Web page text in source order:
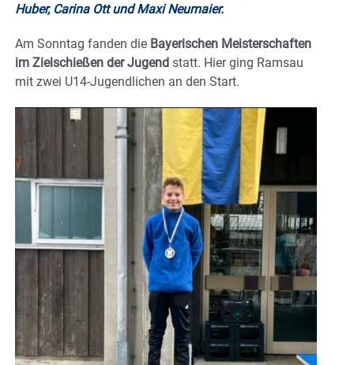
Huber, Carina Ott und Maxi Neumaier.
Am Sonntag fanden die Bayerischen Meisterschaften
im Zielschießen der Jugend statt. Hier ging Ramsau
mit zwei U14-Jugendlichen an den Start.